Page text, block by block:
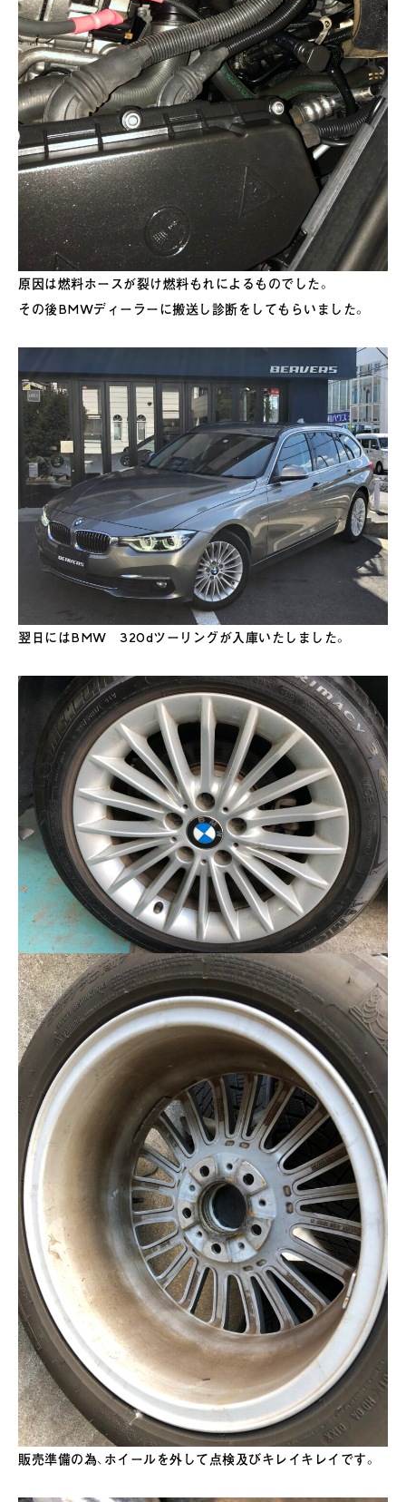
原因は燃料ホースが裂け燃料もれによるものでした。
その後BMWディーラーに搬送し診断をしてもらいました。
翌日にはBMW 320dツーリングが入庫いたしました。
販売準備の為、ホイールを外して点検及びキレイキレイです。